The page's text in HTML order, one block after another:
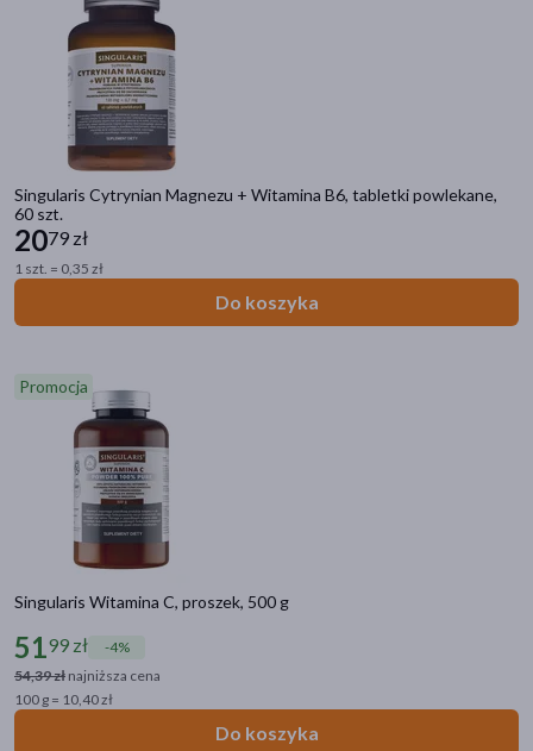
Singularis Cytrynian Magnezu + Witamina B6, tabletki powlekane,
60 szt.
2079 zł
1 szt. = 0,35 zł
Do koszyka
Promocja
Singularis Witamina C, proszek, 500 g
5199 zł
-4%
54,39 zł najniższa cena
100 g = 10,40 zł
Do koszyka